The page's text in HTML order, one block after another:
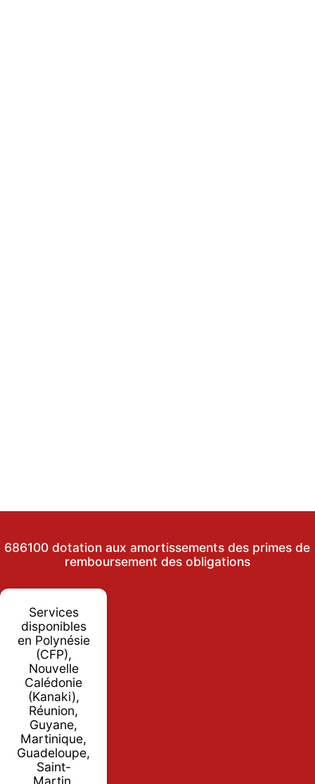
686100 dotation aux amortissements des primes de
remboursement des obligations
Services
disponibles
en Polynésie
(CFP),
Nouvelle
Calédonie
(Kanaki),
Réunion,
Guyane,
Martinique,
Guadeloupe,
Saint-
Martin,